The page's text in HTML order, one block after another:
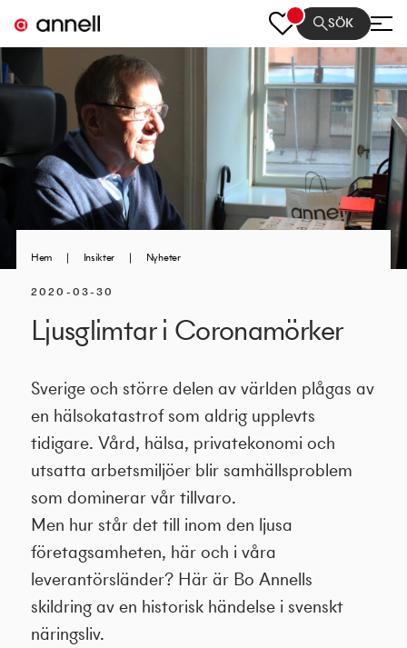
SÖK
Hem | Insikter | Nyheter
2020-03-30
Ljusglimtar i Coronamörker
Sverige och större delen av världen plågas av
en hälsokatastrof som aldrig upplevts
tidigare. Vård, hälsa, privatekonomi och
utsatta arbetsmiljöer blir samhällsproblem
som dominerar vår tillvaro.
Men hur står det till inom den ljusa
företagsamheten, här och i våra
leverantörsländer? Här är Bo Annells
skildring av en historisk händelse i svenskt
näringsliv.